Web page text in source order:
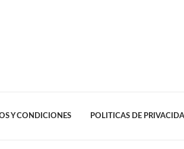
Y CONDICIONES POLITICAS DE